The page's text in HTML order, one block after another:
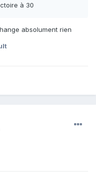
à 30
absolument rien